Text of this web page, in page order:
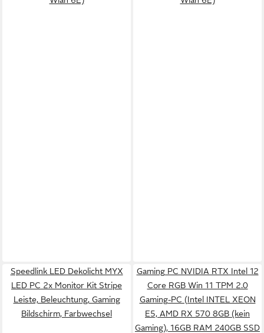
Speedlink LED Dekolicht MYX
LED PC 2x Monitor Kit Stripe
Leiste, Beleuchtung, Gaming
Bildschirm, Farbwechsel
Gaming PC NVIDIA RTX Intel 12
Core RGB Win 11 TPM 2.0
Gaming-PC (Intel INTEL XEON
E5, AMD RX 570 8GB (kein
Gaming), 16GB RAM 240GB SSD